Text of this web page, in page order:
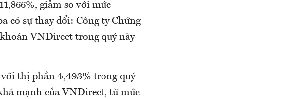
giảm so với mức
có sự thay đổi: Công ty Chứng
VNDirect trong quý này
với thị phần 4,493% trong quý
mạnh của VNDirect, từ mức